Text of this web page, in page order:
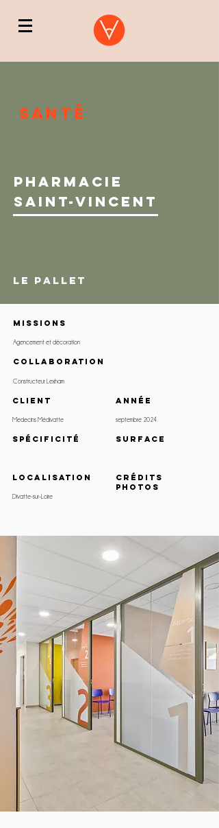
santé
pharmacie
saint-vincent
le pallet
MISSIONS
Agencement et décoration
COLLABORATION
Constructeur Lexham
client
Medecins Médivatte
SPÉCIFICITÉ
LOCALISATION
Divatte-sur-Loire
ANNÉE
septembre 2024
surface
crédits
photos